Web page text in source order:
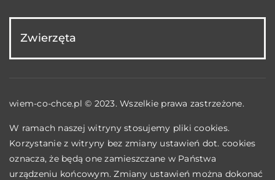
Zwierzęta
wiem-co-chce.pl © 2023. Wszelkie prawa zastrzeżone.
W ramach naszej witryny stosujemy pliki cookies.
Korzystanie z witryny bez zmiany ustawień dot. cookies
oznacza, że będą one zamieszczane w Państwa
urządzeniu końcowym. Zmiany ustawień można dokonać